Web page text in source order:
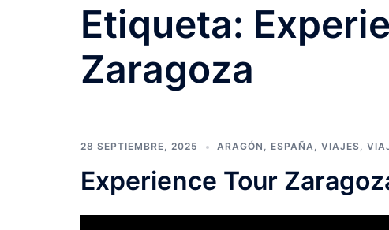
Etiqueta:
Zaragoza
28 SEPTIEMBRE, 2025 ARAGÓN , ESPAÑA, VIAJES,
Experience Tour